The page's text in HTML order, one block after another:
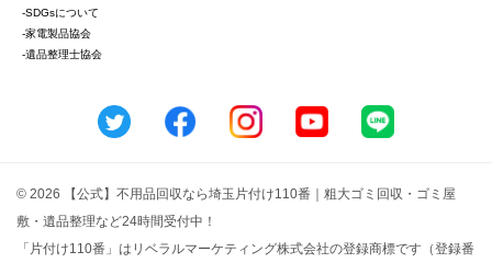
-SDGsについて
-家電製品協会
-遺品整理士協会
© 2026 【公式】不用品回収なら埼玉片付け110番｜粗大ゴミ回収・ゴミ屋
敷・遺品整理など24時間受付中！
「片付け110番」はリベラルマーケティング株式会社の登録商標です（登録番